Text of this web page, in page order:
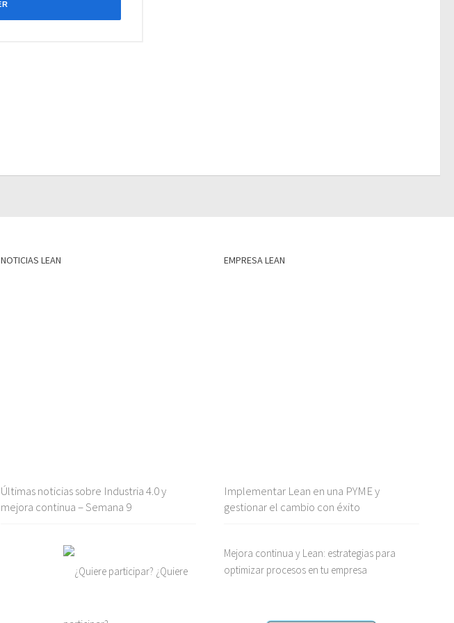
NOTICIAS LEAN
Últimas noticias sobre Industria 4.0 y
mejora continua – Semana 9
¿Quiere
EMPRESA LEAN
Implementar Lean en una PYME y
gestionar el cambio con éxito
Mejora continua y Lean: estrategias para
optimizar procesos en tu empresa